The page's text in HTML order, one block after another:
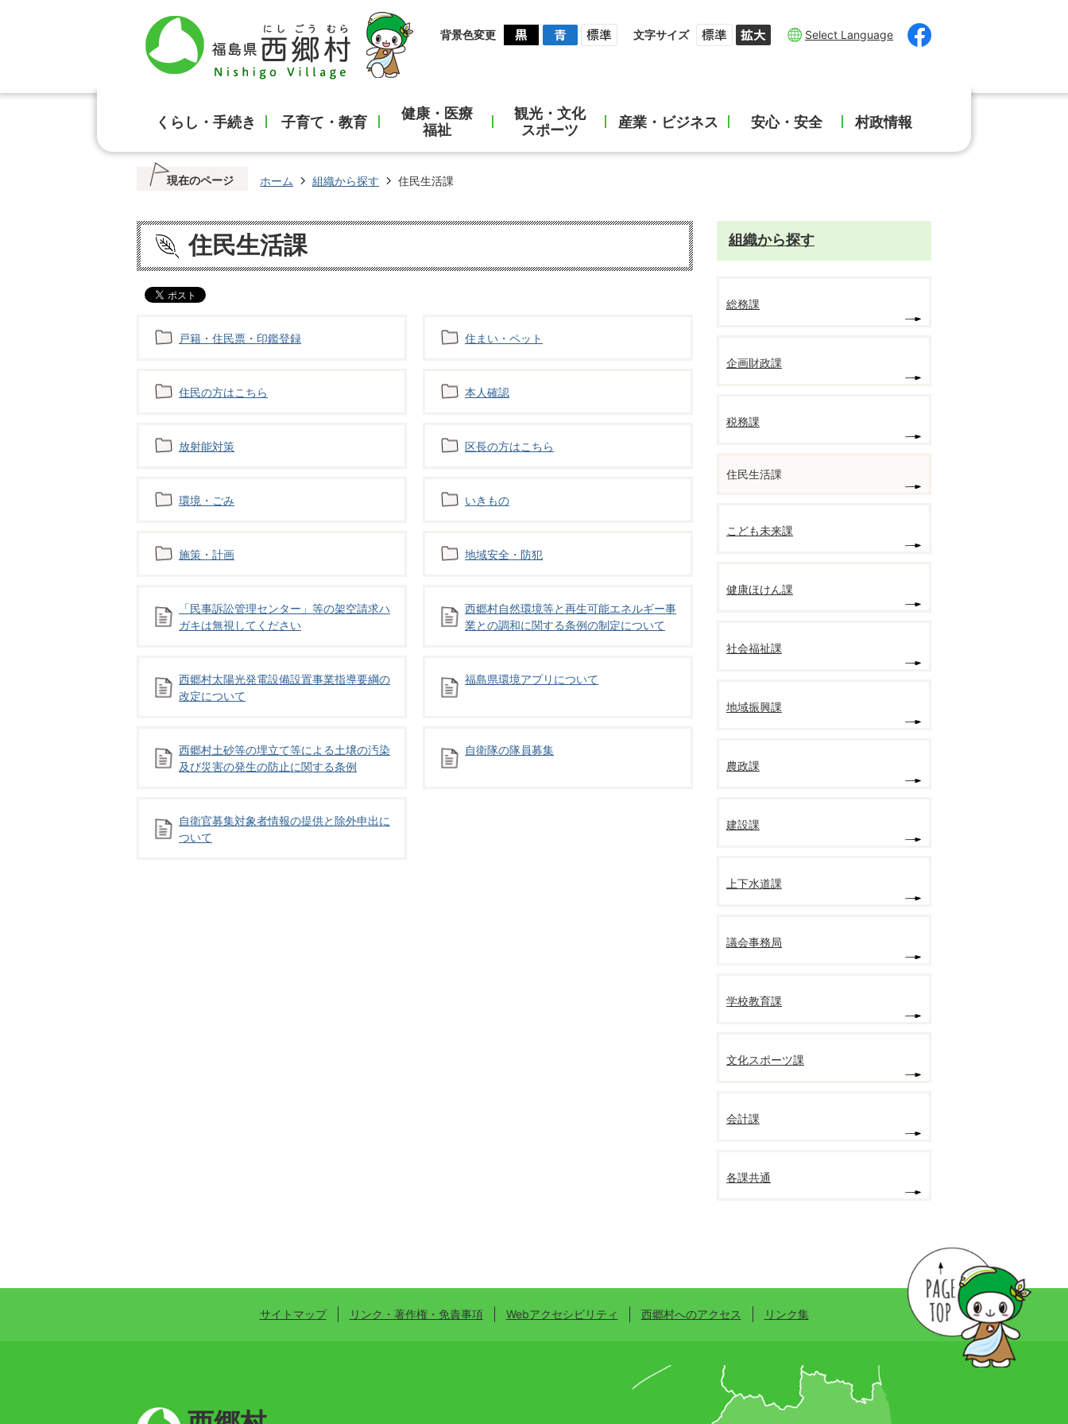
背景色変更 文字サイズ Select Language
くらし・手続き 子育て・教育
健康・医療
福祉
観光・文化
スポーツ
産業・ビジネス 安心・安全 村政情報
現在のページ ホーム 組織から探す 住民生活課
住民生活課
戸籍・住民票・印鑑登録 住まい・ペット
住民の方はこちら 本人確認
放射能対策 区長の方はこちら
環境・ごみ いきもの
施策・計画 地域安全・防犯
「民事訴訟管理センター」等の架空請求ハ
ガキは無視してください
西郷村自然環境等と再生可能エネルギー事
業との調和に関する条例の制定について
西郷村太陽光発電設備設置事業指導要綱の
改定について
福島県環境アプリについて
西郷村土砂等の埋立て等による土壌の汚染
及び災害の発生の防止に関する条例
自衛隊の隊員募集
自衛官募集対象者情報の提供と除外申出に
ついて
組織から探す
総務課
企画財政課
税務課
住民生活課
こども未来課
健康ほけん課
社会福祉課
地域振興課
農政課
建設課
上下水道課
議会事務局
学校教育課
文化スポーツ課
会計課
各課共通
サイトマップ リンク・著作権・免責事項 Webアクセシビリティ 西郷村へのアクセス リンク集